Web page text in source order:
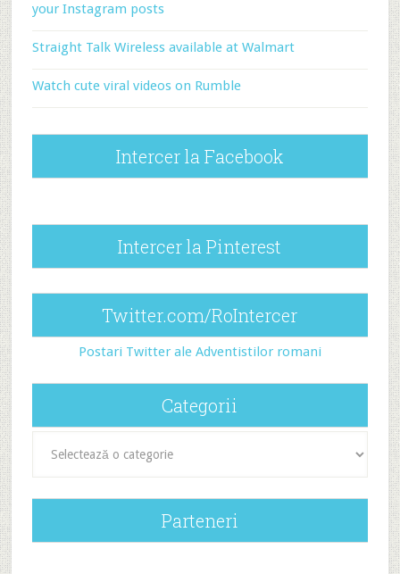
your Instagram posts
Straight Talk Wireless available at Walmart
Watch cute viral videos on Rumble
Intercer la Facebook
Intercer la Pinterest
Twitter.com/RoIntercer
Postari Twitter ale Adventistilor romani
Categorii
Parteneri